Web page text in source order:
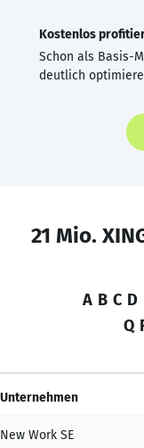
Kostenlos
Schon als Basis-
deutlich
21 Mio.
A B C D
Q
Unternehmen
New Work SE